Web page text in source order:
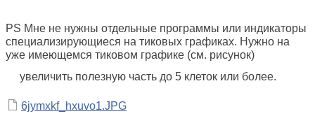
PS Мне не нужны отдельные программы или индикаторы
специализирующиеся на тиковых графиках. Нужно на
уже имеющемся тиковом графике (см. рисунок)
увеличить полезную часть до 5 клеток или более.
6jymxkf_hxuvo1.JPG